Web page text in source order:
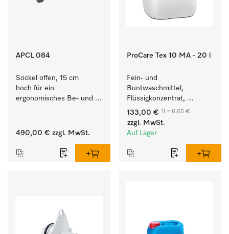
APCL 084
Sockel offen, 15 cm
hoch für ein
ergonomisches Be- und
Trockner.
490,00 € zzgl. MwSt.
ProCare Tex 10 MA - 20 l
Fein- und
Buntwaschmittel,
Flüssigkonzentrat,
mildalkalisch, 20 l zur
Reinigung von
Buntwäsche und
133,00 € 1l = 6,65 €
zzgl. MwSt.
Auf Lager